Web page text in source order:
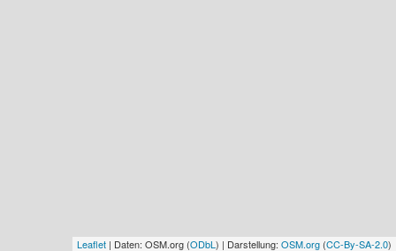
Leaflet | Daten: OSM.org (ODbL ) | Darstellung: OSM.org (CC-By-SA-2.0)